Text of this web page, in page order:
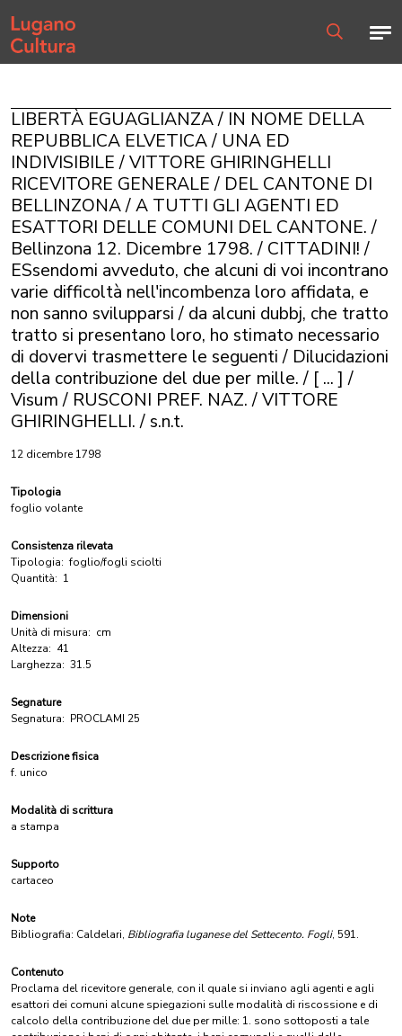
Home page
LIBERTÀ EGUAGLIANZA / IN NOME DELLA
REPUBBLICA ELVETICA / UNA ED
INDIVISIBILE / VITTORE GHIRINGHELLI
RICEVITORE GENERALE / DEL CANTONE DI
BELLINZONA / A TUTTI GLI AGENTI ED
ESATTORI DELLE COMUNI DEL CANTONE. /
Bellinzona 12. Dicembre 1798. / CITTADINI! /
ESsendomi avveduto, che alcuni di voi incontrano
varie difficoltà nell'incombenza loro affidata, e
non sanno svilupparsi / da alcuni dubbj, che tratto
tratto si presentano loro, ho stimato necessario
di dovervi trasmettere le seguenti / Dilucidazioni
della contribuzione del due per mille. / [ ... ] /
Visum / RUSCONI PREF. NAZ. / VITTORE
GHIRINGHELLI. / s.n.t.
12 dicembre 1798
Tipologia
foglio volante
Consistenza rilevata
Tipologia: foglio/fogli sciolti
Quantità: 1
Dimensioni
Unità di misura: cm
Altezza: 41
Larghezza: 31.5
Segnature
Segnatura: PROCLAMI 25
Descrizione fisica
f. unico
Modalità di scrittura
a stampa
Supporto
cartaceo
Note
Bibliografia: Caldelari, Bibliografia luganese del Settecento. Fogli, 591.
Contenuto
Proclama del ricevitore generale, con il quale si inviano agli agenti e agli
esattori dei comuni alcune spiegazioni sulle modalità di riscossione e di
calcolo della contribuzione del due per mille: 1. sono sottoposti a tale